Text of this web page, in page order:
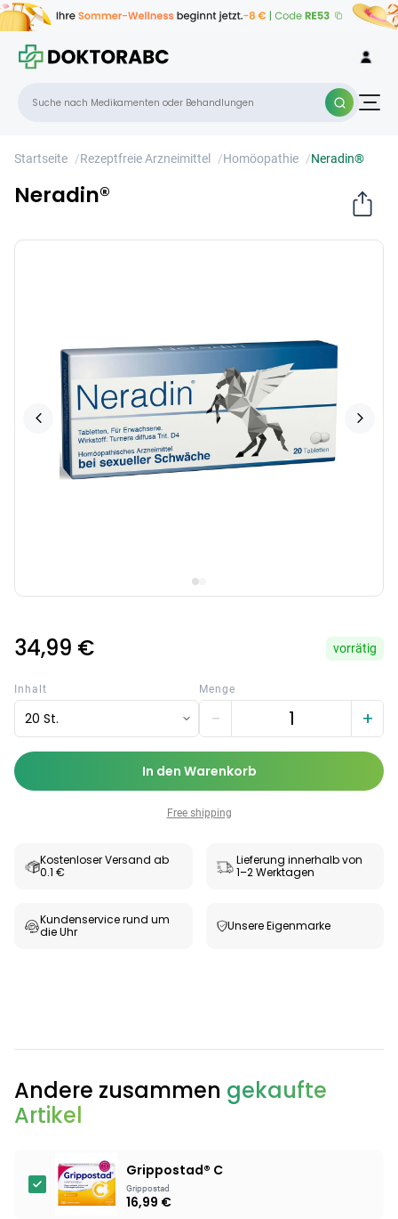
Gesundheit
Haushalt
Startseite /Rezeptfreie Arzneimittel /Homöopathie /Neradin®
Neradin®
34,99 € vorrätig
Inhalt
20 St.
Menge
− +
In den Warenkorb
Free shipping
Kostenloser Versand ab
0.1 €
Lieferung innerhalb von
1–2 Werktagen
Kundenservice rund um
die Uhr
Unsere Eigenmarke
×
Andere zusammen gekaufte
Artikel
Grippostad® C
Grippostad
16,99 €